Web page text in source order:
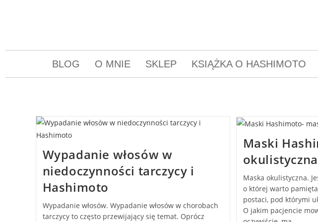
BLOG O MNIE SKLEP KSIĄŻKA O HASHIMOTO
Wypadanie włosów w
niedoczynności tarczycy i
Hashimoto
Wypadanie włosów. Wypadanie włosów w chorobach
tarczycy to często przewijający się temat. Oprócz
Maski
Maska okulistyczna.
o której warto
postaci, pod którymi
O jakim pacjencie